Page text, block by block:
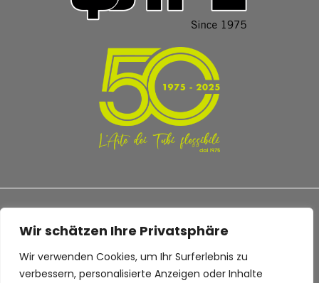
Wir schätzen Ihre Privatsphäre
Wir verwenden Cookies, um Ihr Surferlebnis zu
verbessern, personalisierte Anzeigen oder Inhalte
TERMS AND CONDITIONS PRIVACY POLICY